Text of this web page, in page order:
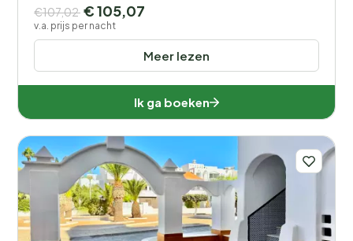
Meer lezen
€107,02 € 105,07
v.a. prijs per nacht
Ik ga boeken